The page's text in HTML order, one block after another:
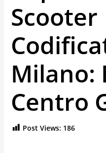
Scooter
Milano:
Centro
Post Views: 186